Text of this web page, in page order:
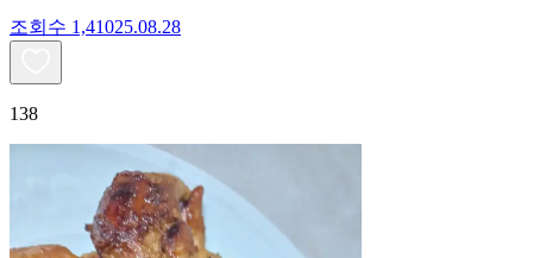
조회수 1,41025.08.28
138